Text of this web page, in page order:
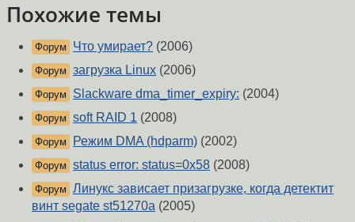
Похожие темы
Форум Что умирает? (2006)
Форум загрузка Linux (2006)
Форум Slackware dma_timer_expiry: (2004)
Форум soft RAID 1 (2008)
Форум Режим DMA (hdparm) (2002)
Форум status error: status=0x58 (2008)
Форум Линукс зависает призагрузке, когда детектит
винт segate st51270a (2005)